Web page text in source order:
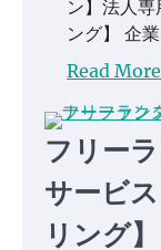
ン】法人
ング】 企
Read More
フリー
サービ
リング】